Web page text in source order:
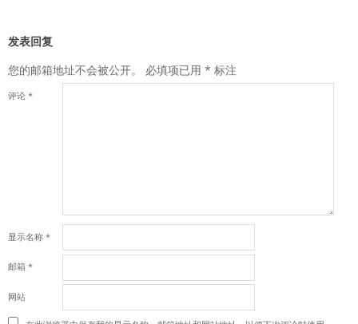
发表回复
您的邮箱地址不会被公开。
必填项已用 * 标注
评论 *
显示名称 *
邮箱 *
网站